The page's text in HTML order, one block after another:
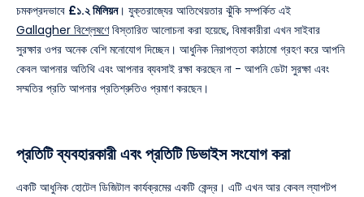
চমকপ্রদভাবে £১.২ মিলিয়ন। যুক্তরাজ্যের আতিথেয়তার ঝুঁকি সম্পর্কিত এই
Gallagher বিশ্লেষণেবিস্তারিত আলোচনা করা হয়েছে, বিমাকারীরা এখন সাইবার
সুরক্ষার ওপর অনেক বেশি মনোযোগ দিচ্ছেন। আধুনিক নিরাপত্তা কাঠামো গ্রহণ করে আপনি
কেবল আপনার অতিথি এবং আপনার ব্যবসাই রক্ষা করছেন না - আপনি ডেটা সুরক্ষা এবং
সম্মতির প্রতি আপনার প্রতিশ্রুতিও প্রমাণ করছেন।
প্রতিটি ব্যবহারকারী এবং প্রতিটি ডিভাইস সংযোগ করা
একটি আধুনিক হোটেল ডিজিটাল কার্যক্রমের একটি কেন্দ্র। এটি এখন আর কেবল ল্যাপটপ